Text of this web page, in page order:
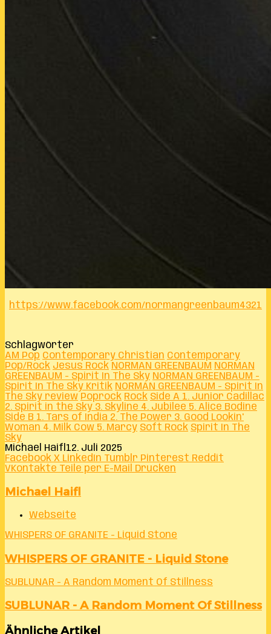
https://www.facebook.com/normangreenbaum4321
Schlagwörter
AM Pop Contemporary Christian Contemporary
Pop/Rock Jesus Rock NORMAN GREENBAUM NORMAN
GREENBAUM - Spirit In The Sky NORMAN GREENBAUM -
Spirit In The Sky Kritik NORMAN GREENBAUM - Spirit In
The Sky review Poprock Rock Side A 1. Junior Cadillac
2. Spirit in the Sky 3. Skyline 4. Jubilee 5. Alice Bodine
Side B 1. Tars of India 2. The Power 3. Good Lookin'
Woman 4. Milk Cow 5. Marcy Soft Rock Spirit In The
Sky
Michael Haifl 12. Juli 2025
Facebook X LinkedIn Tumblr Pinterest Reddit
VKontakte Teile per E-Mail Drucken
Michael Haifl
Webseite
WHISPERS OF GRANITE - Liquid Stone
WHISPERS OF GRANITE - Liquid Stone
SUBLUNAR - A Random Moment Of Stillness
SUBLUNAR - A Random Moment Of Stillness
Ähnliche Artikel